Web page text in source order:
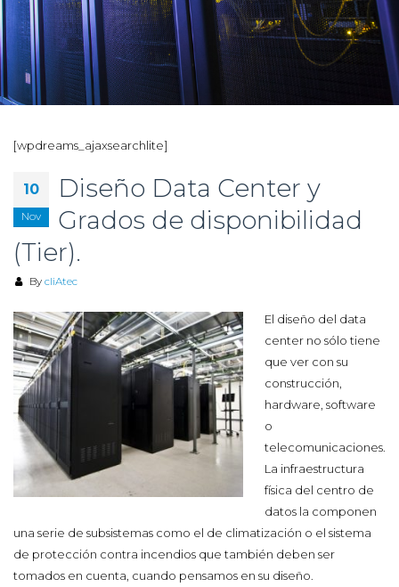
[wpdreams_ajaxsearchlite]
10
Nov
Diseño Data Center y
Grados de disponibilidad
(Tier).
By cliAtec
El diseño del data
center no sólo tiene
que ver con su
construcción,
hardware, software
o
telecomunicaciones.
La infraestructura
física del centro de
datos la componen
una serie de subsistemas como el de climatización o el sistema
de protección contra incendios que también deben ser
tomados en cuenta, cuando pensamos en su diseño.